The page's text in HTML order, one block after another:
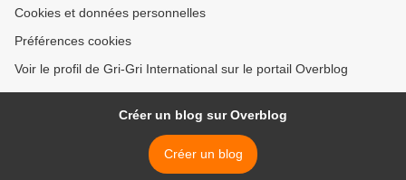
Cookies et données personnelles
Préférences cookies
Voir le profil de Gri-Gri International sur le portail Overblog
Créer un blog sur Overblog
Créer un blog